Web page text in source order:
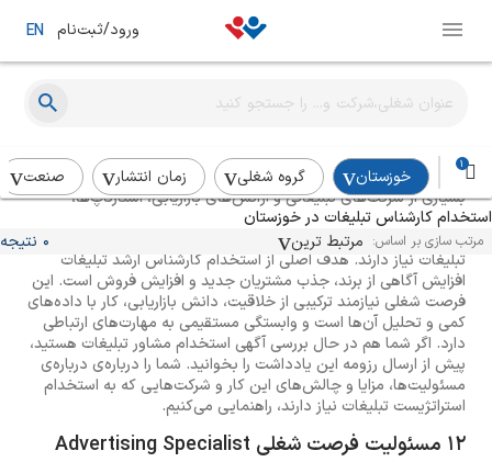
ورود/ثبت‌نام EN
1
خوزستان گروه شغلی زمان انتشار
صنعت
استخدام کارشناس تبلیغات در خوزستان
مرتب سازی بر اساس: مرتبط ترین 0 نتیجه
راهنمای استخدام کارشناس تبلیغات
بسیاری از شرکت‌های تبلیغاتی و آژانس‌های بازاریابی، استارتاپ‌ها،
رسانه‌ها و شرکت‌های انتشاراتی برای برنامه‌ریزی، طراحی، اجرا و ارزیابی
کمپین‌های تبلیغاتی محصولات و خدمات خود به استخدام کارشناس
تبلیغات نیاز دارند. هدف اصلی از استخدام کارشناس ارشد تبلیغات
افزایش آگاهی از برند، جذب مشتریان جدید و افزایش فروش است. این
فرصت شغلی نیازمند ترکیبی از خلاقیت، دانش بازاریابی، کار با داده‌های
کمی و تحلیل آن‌ها است و وابستگی مستقیمی به مهارت‌های ارتباطی
دارد. اگر شما هم در حال بررسی آگهی استخدام مشاور تبلیغات هستید،
پیش از ارسال رزومه این یادداشت را بخوانید. شما را درباره‌ی درباره‌ی
مسئولیت‌ها، مزایا و چالش‌های این کار و شرکت‌هایی که به استخدام
استراتژیست تبلیغات نیاز دارند، راهنمایی می‌کنیم.
12 مسئولیت فرصت شغلی Advertising Specialist